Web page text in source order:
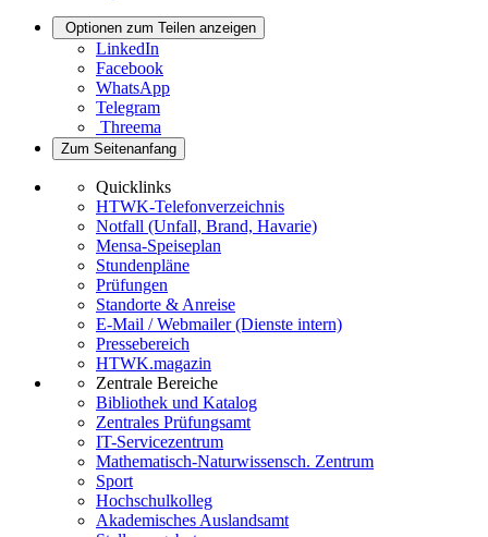
Optionen zum Teilen anzeigen
LinkedIn
Facebook
WhatsApp
Telegram
Threema
Zum Seitenanfang
Quicklinks
HTWK-Telefonverzeichnis
Notfall (Unfall, Brand, Havarie)
Mensa-Speiseplan
Stundenpläne
Prüfungen
Standorte & Anreise
E-Mail / Webmailer (Dienste intern)
Pressebereich
HTWK.magazin
Zentrale Bereiche
Bibliothek und Katalog
Zentrales Prüfungsamt
IT-Servicezentrum
Mathematisch-Naturwissensch. Zentrum
Sport
Hochschulkolleg
Akademisches Auslandsamt